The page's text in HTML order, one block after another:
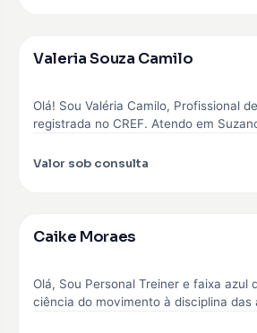
EMBAIXADOR
Valeria Souza Camilo
Olá! Sou Valéria Camilo, Profissional
registrada no CREF. Atendo em
Valor sob consulta
EMBAIXADOR
Caike Moraes
Olá, Sou Personal Treiner e faixa azul
ciência do movimento à disciplina das